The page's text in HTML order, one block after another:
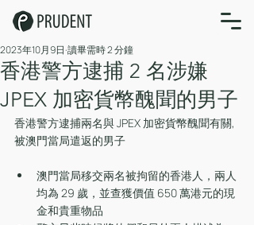
香港警方逮捕 2 名涉嫌
JPEX 加密貨幣醜聞的男子
2023年10月9日 讀畢需時 2 分鐘
香港警方逮捕兩名與 JPEX 加密貨幣醜聞有關,
被澳門當局遣返的男子
澳門當局移交兩名被拘留的香港人，兩人
均為 29 歲，並查獲價值 650 萬港元的現
金和貴重物品